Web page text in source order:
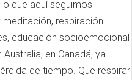
que aquí seguimos
meditación, respiración
educación socioemocional
en Canadá, ya
de tiempo. Que respirar